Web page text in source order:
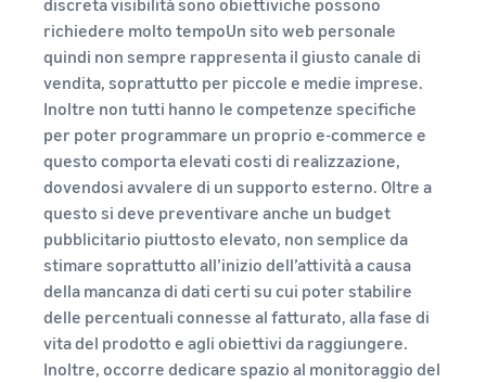
discreta visibilità sono obiettiviche possono
richiedere molto tempoUn sito web personale
quindi non sempre rappresenta il giusto canale di
vendita, soprattutto per piccole e medie imprese.
Inoltre non tutti hanno le competenze specifiche
per poter programmare un proprio e-commerce e
questo comporta elevati costi di realizzazione,
dovendosi avvalere di un supporto esterno. Oltre a
questo si deve preventivare anche un budget
pubblicitario piuttosto elevato, non semplice da
stimare soprattutto all’inizio dell’attività a causa
della mancanza di dati certi su cui poter stabilire
delle percentuali connesse al fatturato, alla fase di
vita del prodotto e agli obiettivi da raggiungere.
Inoltre, occorre dedicare spazio al monitoraggio del